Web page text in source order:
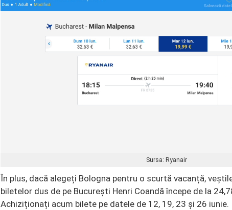
Sursa: Ryanair
În plus, dacă alegeți Bologna pentru o scurtă vacanță,
biletelor dus de pe București Henri Coandă începe de la
Achiziționați acum bilete pe datele de 12, 19, 23 și 26 iunie.